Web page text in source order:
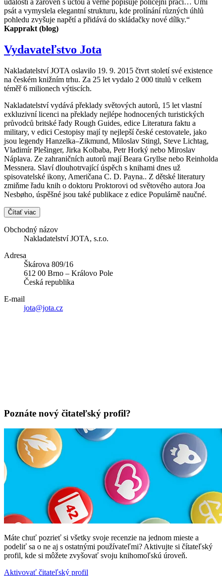
psát a vymyslela elegantní strukturu, kde prolínání různých úhlů
pohledu zvyšuje napětí a přidává do skládačky nové dílky.“
Kapprakt (blog)
Vydavateľstvo Jota
Nakladatelství JOTA oslavilo 19. 9. 2015 čtvrt století své existence
na českém knižním trhu. Za 25 let vydalo 2 000 titulů v celkem
téměř 6 milionech výtiscích.
Nakladatelství vydává překlady světových autorů, 15 let vlastní
exkluzivní licenci na překlady nejlépe hodnocených turistických
průvodců britské řady Rough Guides, edice Literatura faktu a
military, v edici Cestopisy mají ty nejlepší české cestovatele, jako
jsou legendy Hanzelka–Zikmund, Miloslav Stingl, Steve Lichtag,
Vladimír Plešinger, Jirka Kolbaba, Petr Horký nebo Miroslav
Náplava. Ze zahraničních autorů mají Beara Gryllse nebo Reinholda
Messnera. Slaví dlouhotrvající úspěch s knihami dnes už
spisovatelské ikony, Američana C. D. Payna.. Z dětské literatury
zmiňme řadu knih o doktoru Proktorovi od světového autora Joa
Nesbøho, úspěšné jsou také publikace z edice Populárně naučné.
Čítať viac
Obchodný názov
Nakladatelství JOTA, s.r.o.
Adresa
Škárova 809/16
612 00 Brno – Královo Pole
Česká republika
E-mail
jota@jota.cz
Poznáte nový čitateľský profil?
Máte chuť pozrieť si všetky svoje recenzie na jednom mieste a
podeliť sa o ne aj s ostatnými používateľmi? Aktivujte si čítateľský
profil, kde si môžete zvyšovať svoju knihomoľskú úroveň.
Aktivovať čitateľský profil